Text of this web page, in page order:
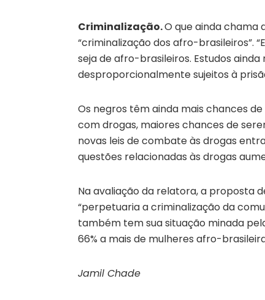
Criminalização.O que ainda chama
“criminalização dos afro-brasileiros”.
seja de afro-brasileiros. Estudos
desproporcionalmente sujeitos à
Os negros têm ainda mais chances
com drogas, maiores chances de
novas leis de combate às drogas
questões relacionadas às drogas
Na avaliação da relatora, a proposta
“perpetuaria a criminalização da
também tem sua situação minada
66% a mais de mulheres afro-
Jamil Chade